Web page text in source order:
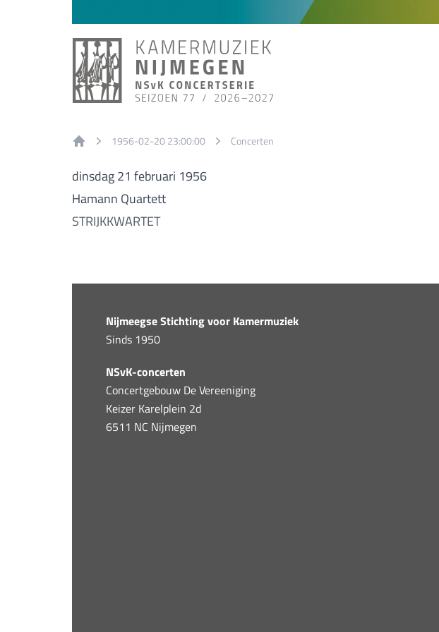
1956-02-20 23:00:00 Concerten
dinsdag 21 februari 1956
Hamann Quartett
STRIJKKWARTET
Nijmeegse Stichting voor Kamermuziek
Sinds 1950
NSvK-concerten
Concertgebouw De Vereeniging
Keizer Karelplein 2d
6511 NC Nijmegen